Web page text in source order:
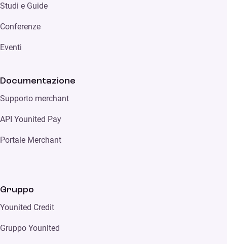
Studi e Guide
Conferenze
Eventi
Documentazione
Supporto merchant
API Younited Pay
Portale Merchant
Gruppo
Younited Credit
Gruppo Younited